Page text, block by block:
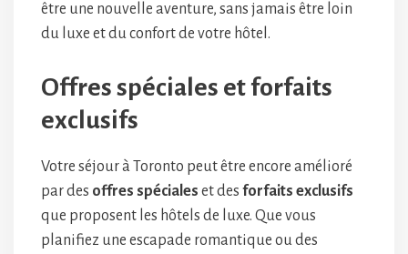
être une nouvelle aventure, sans jamais être loin
du luxe et du confort de votre hôtel.
Offres spéciales et forfaits
exclusifs
Votre séjour à Toronto peut être encore amélioré
par des offres spéciales et des forfaits exclusifs
que proposent les hôtels de luxe. Que vous
planifiez une escapade romantique ou des